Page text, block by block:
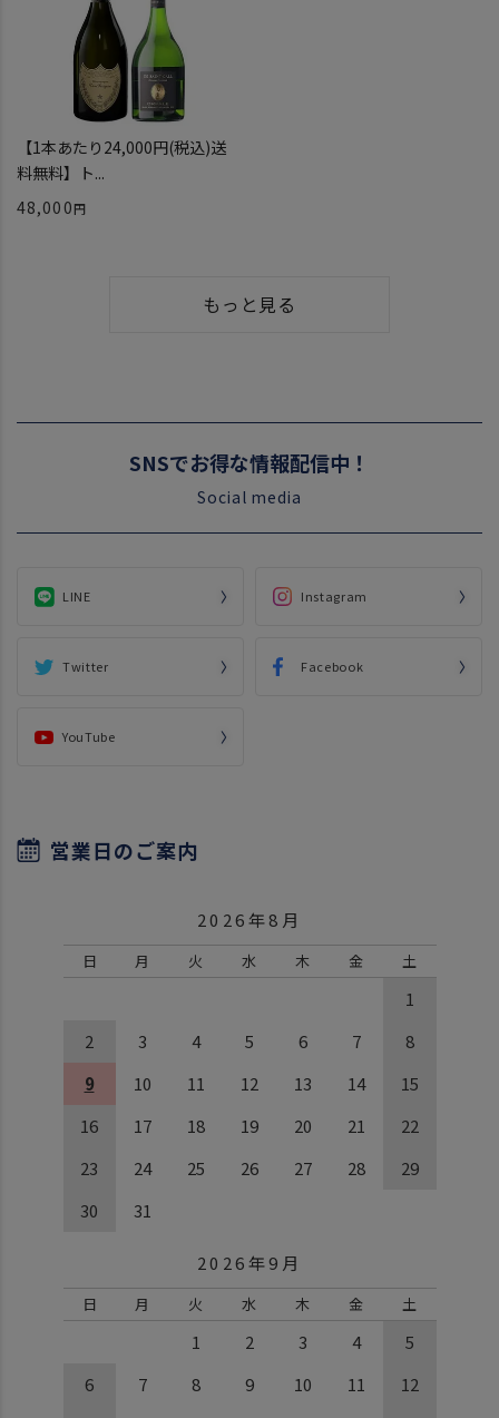
【1本あたり24,000円(税込)送
料無料】ト...
48,000
もっと見る
SNSでお得な情報配信中！
Social media
LINE Instagram
Twitter Facebook
YouTube
営業日のご案内
2026年8月
日 月 火 水 木 金 土
1
2
3 4 5 6 7
8
9
10 11 12 13 14
15
16
17 18 19 20 21
22
23
24 25 26 27 28
29
30
31
2026年9月
日 月 火 水 木 金 土
1 2 3 4
5
6
7 8 9 10 11
12